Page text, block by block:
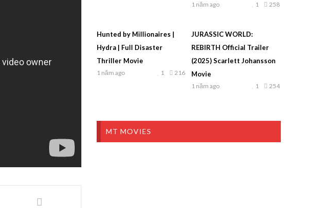
1 năm ago 258
1
Hunted by Millionaires |
Hydra | Full Disaster
Thriller Movie
1 năm ago 216
1
JURASSIC WORLD:
REBIRTH Official Trailer
(2025) Scarlett Johansson
Movie
1 năm ago 254
1
MT MOVIES